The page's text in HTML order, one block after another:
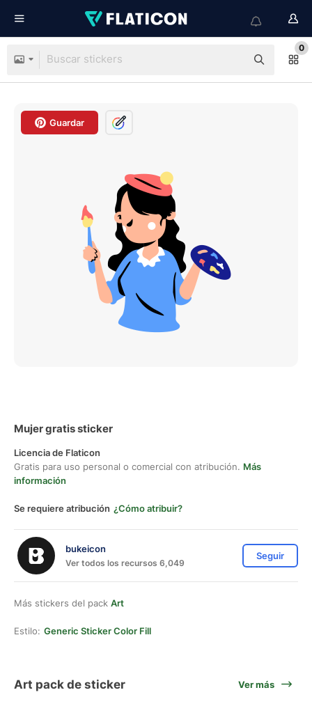
0
Guardar
Mujer gratis sticker
Licencia de Flaticon
Gratis para uso personal o comercial con atribución. Más
información
Se requiere atribución ¿Cómo atribuir?
bukeicon
Ver todos los recursos 6,049
Seguir
Más stickers del pack Art
Estilo: Generic Sticker Color Fill
Art pack de sticker Ver más